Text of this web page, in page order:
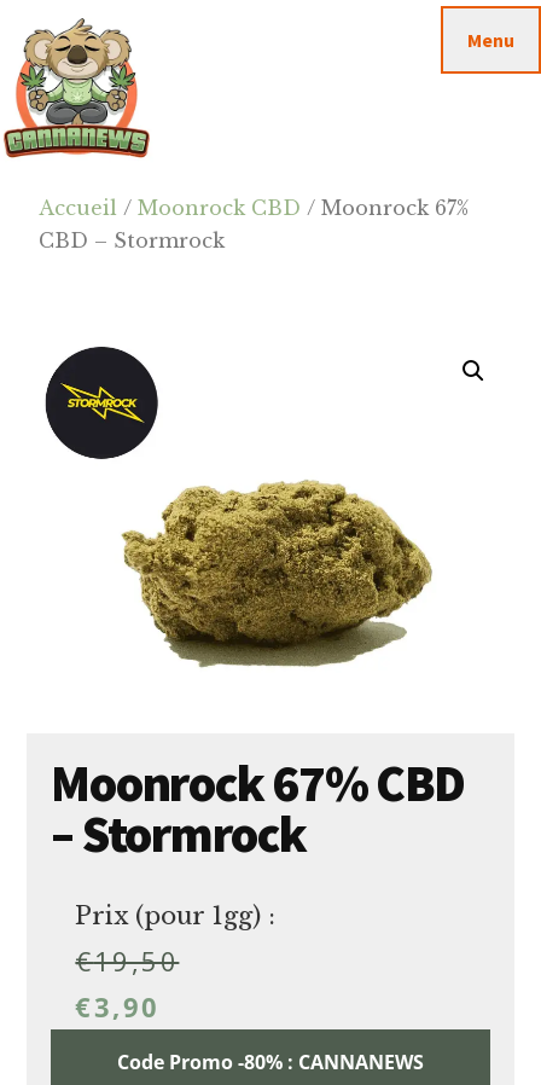
contenu
principal
barre
latérale
principale
footer
Cannanews.fr
Menu
Accueil /Moonrock CBD / Moonrock 67%
CBD – Stormrock
Moonrock 67% CBD
– Stormrock
Prix (pour 1gg) :
€19,50
€3,90
Code Promo -80% : CANNANEWS